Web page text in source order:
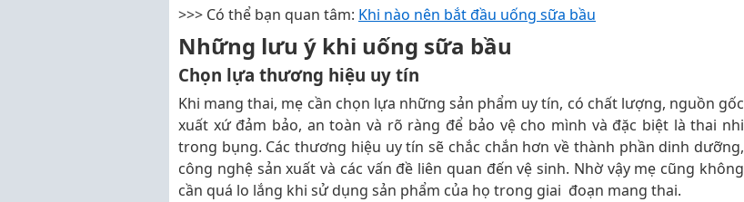
>>> Có thể bạn quan tâm: Khi nào nên bắt đầu uống sữa bầu
Những lưu ý khi uống sữa bầu
Chọn lựa thương hiệu uy tín
Khi mang thai, mẹ cần chọn lựa những sản phẩm uy tín, có chất lượng, nguồn gốc
xuất xứ đảm bảo, an toàn và rõ ràng để bảo vệ cho mình và đặc biệt là thai nhi
trong bụng. Các thương hiệu uy tín sẽ chắc chắn hơn về thành phần dinh dưỡng,
công nghệ sản xuất và các vấn đề liên quan đến vệ sinh. Nhờ vậy mẹ cũng không
cần quá lo lắng khi sử dụng sản phẩm của họ trong giai đoạn mang thai.